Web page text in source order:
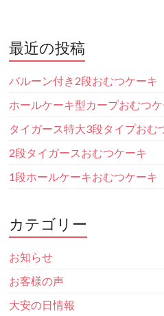
最近の投稿
バルーン付き2段おむつケーキ
ホールケーキ型カープおむつケ
タイガース特大3段タイプおむ
2段タイガースおむつケーキ
1段ホールケーキおむつケーキ
カテゴリー
お知らせ
お客様の声
大安の日情報